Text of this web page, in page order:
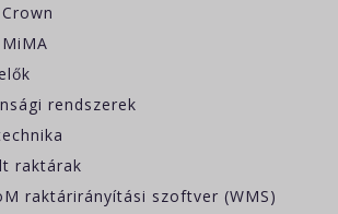
rendszerek
raktárak
raktárirányítási szoftver (WMS)